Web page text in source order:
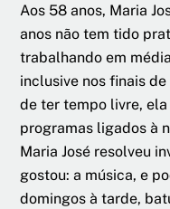
Aos 58 anos, Maria
anos não tem tido
trabalhando em
inclusive nos finais
de ter tempo livre,
programas ligados à
Maria José resolveu
gostou: a música, e
domingos à tarde,